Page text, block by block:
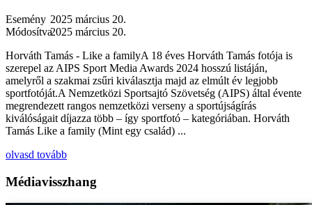
Esemény 2025 március 20.
Módosítva2025 március 20.
Horváth Tamás - Like a familyA 18 éves Horváth Tamás fotója is
szerepel az AIPS Sport Media Awards 2024 hosszú listáján,
amelyről a szakmai zsűri kiválasztja majd az elmúlt év legjobb
sportfotóját.A Nemzetközi Sportsajtó Szövetség (AIPS) által évente
megrendezett rangos nemzetközi verseny a sportújságírás
kiválóságait díjazza több – így sportfotó – kategóriában. Horváth
Tamás Like a family (Mint egy család) ...
olvasd tovább
Médiavisszhang